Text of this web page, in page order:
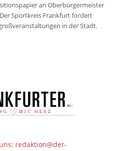
an Oberbürgermeister
Der Sportkreis Frankfurt fordert
in der Stadt.
redaktion@der-